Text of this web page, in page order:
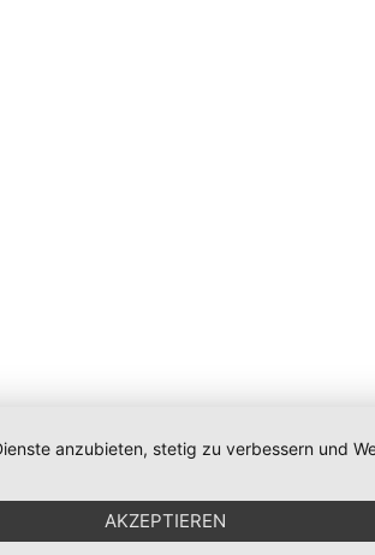
|Newsletter|Cookie-Einstellungen
anzubieten, stetig zu verbessern und
AKZEPTIEREN